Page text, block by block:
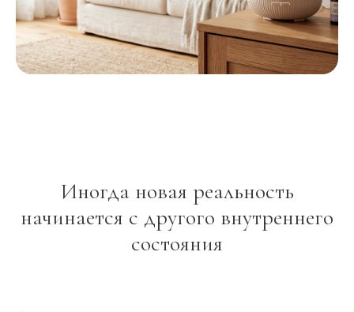
Иногда новая реальность
начинается с другого внутреннего
состояния